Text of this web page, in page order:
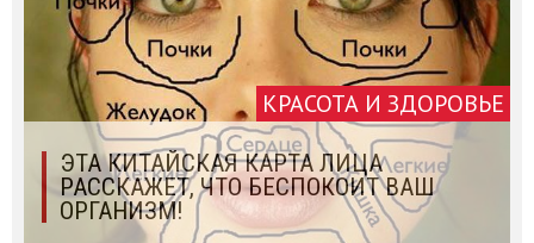
КРАСОТА И ЗДОРОВЬЕ
ЭТА КИТАЙСКАЯ КАРТА ЛИЦА
РАССКАЖЕТ, ЧТО БЕСПОКОИТ ВАШ
ОРГАНИЗМ!